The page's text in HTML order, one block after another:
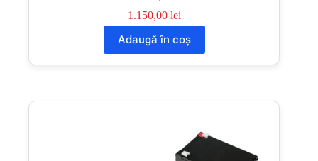
1.150,00 lei
Adaugă în coș